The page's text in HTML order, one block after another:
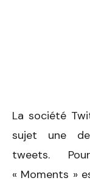
La société
sujet une
tweets.
« Moments »